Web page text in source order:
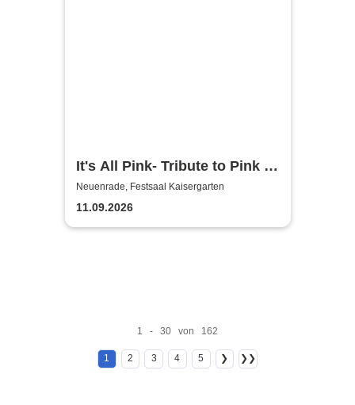
It's All Pink- Tribute to Pink -
Headliner Tour 2026
Neuenrade, Festsaal Kaisergarten
11.09.2026
1 - 30 von 162
1 2 3 4 5 ❯ ❯❯